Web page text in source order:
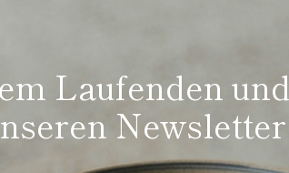
Laufenden und
Newsletter